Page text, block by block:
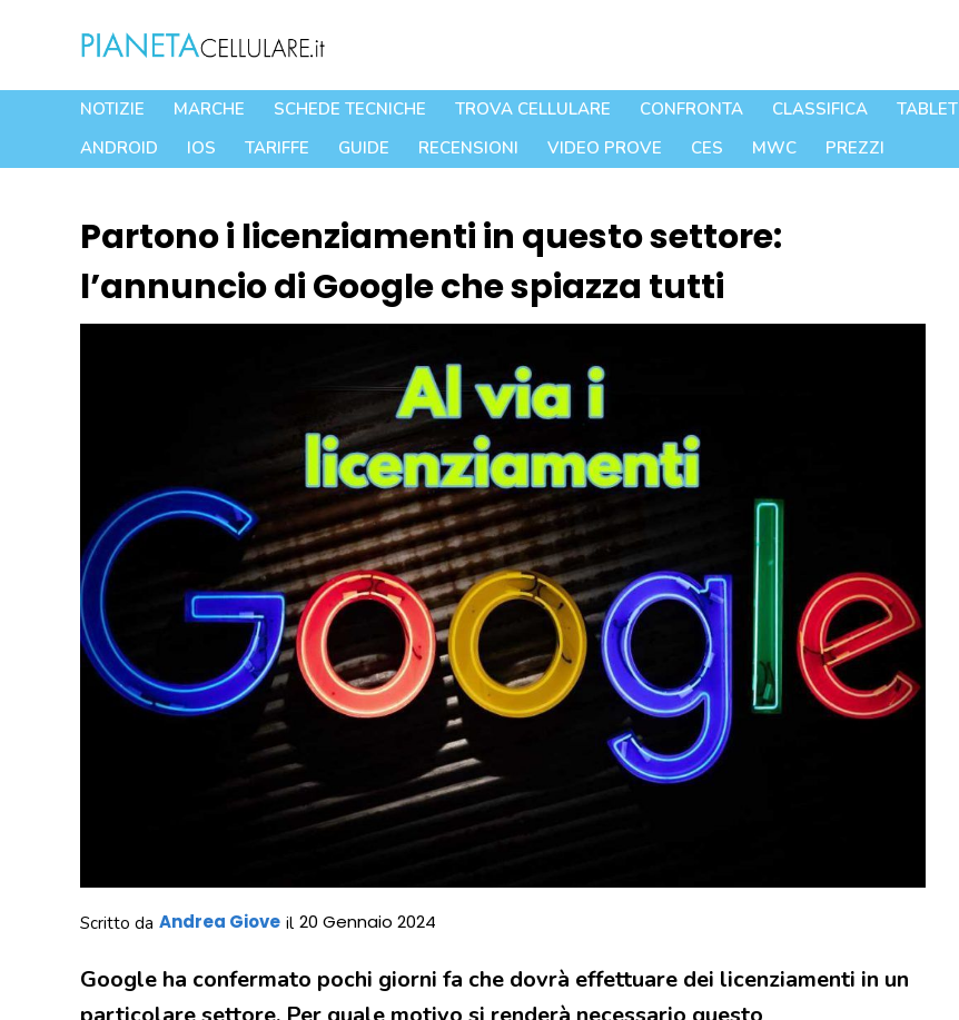
contenuto
NOTIZIE MARCHE SCHEDE TECNICHE TROVA CELLULARE CONFRONTA CLASSIFICA TABLET
ANDROID
IOS TARIFFE GUIDE RECENSIONI VIDEO PROVE CES MWC PREZZI
Partono i licenziamenti in questo settore:
l’annuncio di Google che spiazza tutti
Scritto da Andrea Giove il 20 Gennaio 2024
Google ha confermato pochi giorni fa che dovrà effettuare dei licenziamenti in un